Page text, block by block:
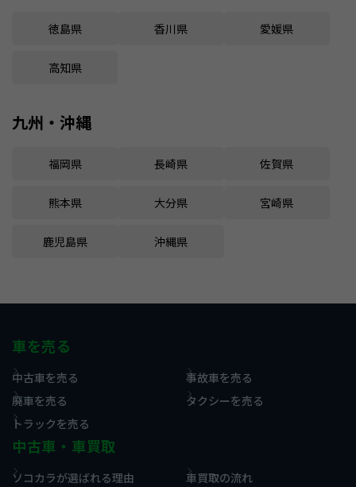
徳島県 香川県 愛媛県
高知県
九州・沖縄
福岡県 長崎県 佐賀県
熊本県 大分県 宮崎県
鹿児島県 沖縄県
車を売る
中古車を売る
事故車を売る
廃車を売る
タクシーを売る
トラックを売る
中古車・車買取
ソコカラが選ばれる理由
車買取の流れ